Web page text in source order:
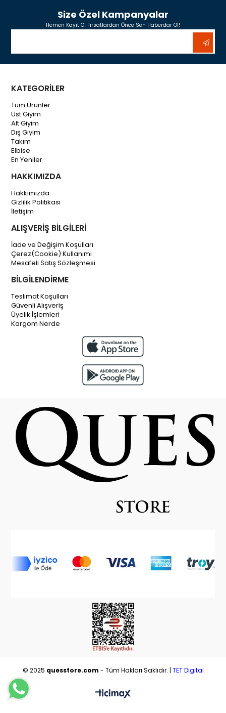
Size Özel Kampanyalar
Hemen Kayıt Ol Fırsatlardan Önce Sen Haberdar Ol!
KATEGORİLER
Tüm Ürünler
Üst Giyim
Alt Giyim
Dış Giyim
Takım
Elbise
En Yeniler
HAKKIMIZDA
Hakkımızda
Gizlilik Politikası
İletişim
ALIŞVERİŞ BİLGİLERİ
İade ve Değişim Koşulları
Çerez(Cookie) Kullanımı
Mesafeli Satış Sözleşmesi
BİLGİLENDİRME
Teslimat Koşulları
Güvenli Alışveriş
Üyelik İşlemleri
Kargom Nerde
© 2025 quesstore.com - Tüm Hakları Saklıdır. | TET Digital